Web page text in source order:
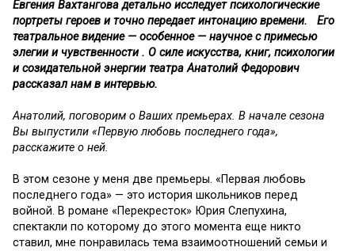
Евгения Вахтангова детально исследует психологические
портреты героев и точно передает интонацию времени. Его
театральное видение — особенное — научное с примесью
элегии и чувственности . О силе искусства, книг, психологии
и созидательной энергии театра Анатолий Федорович
рассказал нам в интервью.
Анатолий, поговорим о Ваших премьерах. В начале сезона
Вы выпустили «Первую любовь последнего года»,
расскажите о ней.
В этом сезоне у меня две премьеры. «Первая любовь
последнего года» — это история школьников перед
войной. В романе «Перекресток» Юрия Слепухина,
спектакли по которому до этого момента еще никто
ставил, мне понравилась тема взаимоотношений семьи и